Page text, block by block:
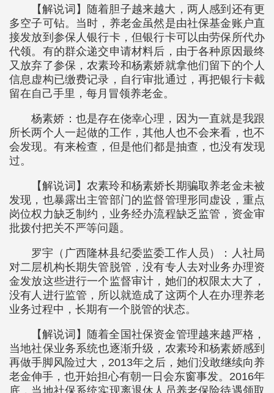
【解说词】随着胆子越来越大，两人感到还有更
多空子可钻。当时，养老金虽然是由社保基金账户直
接发放到参保人银行卡，但银行卡可以由劳保所代办
代领。有的群众递交申请材料后，由于各种原因最终
又放弃了参保，农素玲和杨素娇就拿他们留下的个人
信息虚构已缴费记录，自行审批通过，再把银行卡截
留在自己手里，每月冒领养老金。
杨素娇：也是存在侥幸心理，因为一直就是我跟
所长两个人一起做的工作，其他人也不会来看，也不
会发现。有来检查，但是他们都是抽查，也没有发现
过。
【解说词】农素玲和杨素娇长期骗取养老金未被
发现，也暴露出主管部门的监督管理形同虚设，重点
岗位权力缺乏制约，业务经办流程缺乏监管，资金审
批拨付把关不严等问题。
罗宇（广西隆林县纪委监委工作人员）：人社局
对二层机构长期失管脱管，没有专人去对业务办理资
金发放这些进行一个监督审计，她们的权限太大了，
没有人进行监管，所以就造成了这两个人在办理养老
业务过程中，长期有一个脱管的状态。
【解说词】随着全国社保资金管理越来越严格，
当地社保业务系统也逐渐升级，农素玲和杨素娇感到
再做手脚风险过大，2013年之后，她们没敢继续向养
老金伸手，也开始担心有朝一日会东窗事发。2016年
底，当地社保系统实现离退休人员养老保险待遇领取